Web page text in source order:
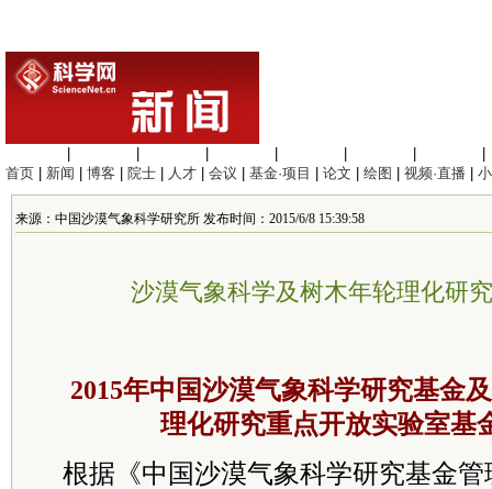
首页
新闻 博客 院士 人才 会议 基金·项目 论文 绘图 视频·直播
来源：中国沙漠气象科学研究所 发布时间：2015/6/8 15:39:58
沙漠气象科学及树木年轮理化研
2015年中国沙漠气象科学研究基金
理化研究重点开放实验室基
根据《中国沙漠气象科学研究基金